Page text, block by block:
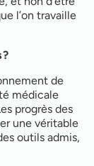
l’on travaille
?
de
médicale
progrès des
une véritable
outils admis,